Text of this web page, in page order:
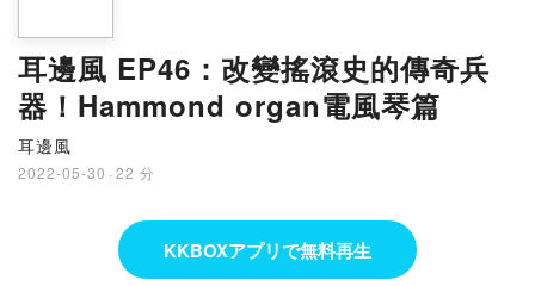
耳邊風 EP46：改變搖滾史的傳奇兵
器！Hammond organ電風琴篇
耳邊風
2022-05-30 · 22 分
KKBOXアプリで無料再生